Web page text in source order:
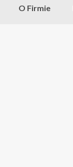
O Firmie